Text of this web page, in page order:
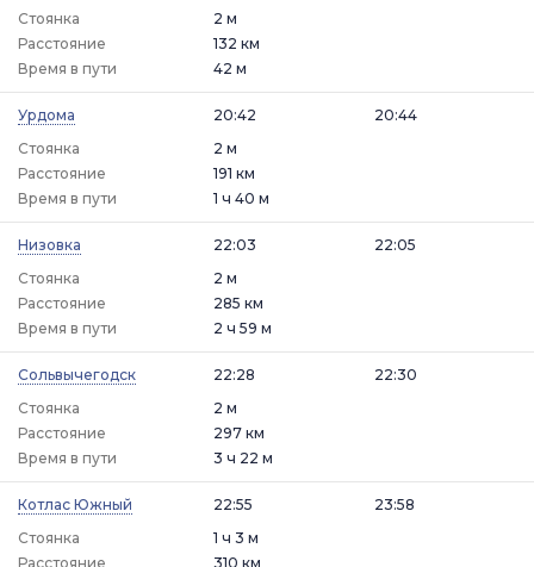
Стоянка
2 м
Расстояние
132 км
Время в пути
42 м
Урдома
20:42
Стоянка
2 м
20:44
Расстояние
191 км
Время в пути
1 ч 40 м
Низовка
22:03
Стоянка
2 м
22:05
Расстояние
285 км
Время в пути
2 ч 59 м
Сольвычегодск
22:28
Стоянка
2 м
22:30
Расстояние
297 км
Время в пути
3 ч 22 м
Котлас Южный
22:55
Стоянка
1 ч 3 м
23:58
Расстояние 310 км